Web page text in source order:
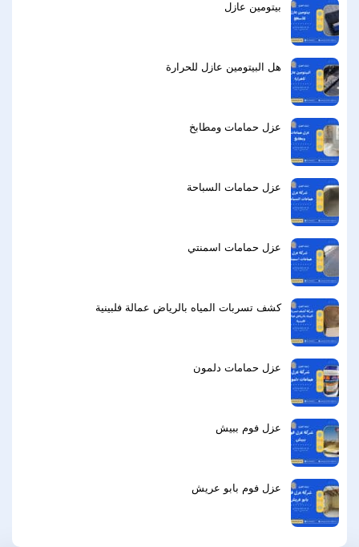
بيتومين عازل
هل البيتومين عازل للحرارة
عزل حمامات ومطابخ
عزل حمامات السباحة
عزل حمامات اسمنتي
كشف تسربات المياه بالرياض عمالة فلبينية
عزل حمامات دلمون
عزل فوم ببيش
عزل فوم بابو عريش